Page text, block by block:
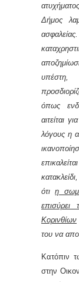
Δήμος
όπως
αιτείται
λόγους η
ότιη
Κορινθίων
του να
Κατόπιν
στην